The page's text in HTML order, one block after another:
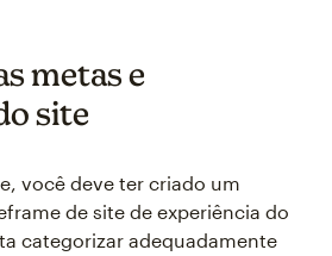
metas e
site
você deve ter criado um
de site de experiência do
categorizar adequadamente